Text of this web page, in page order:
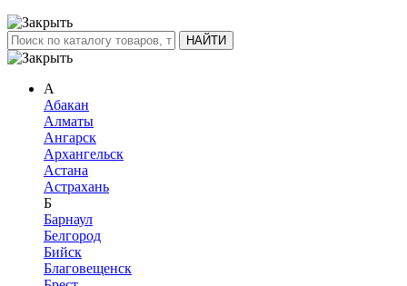
А
Абакан
Алматы
Ангарск
Архангельск
Астана
Астрахань
Б
Барнаул
Белгород
Бийск
Благовещенск